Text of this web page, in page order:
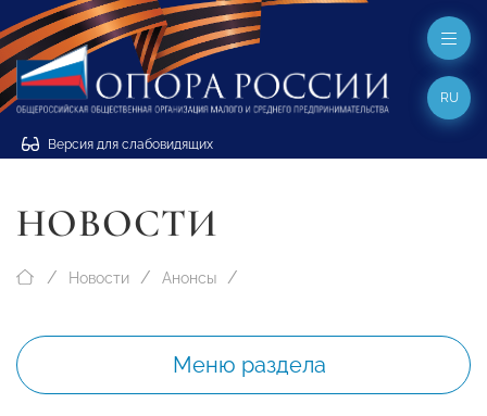
Версия для слабовидящих
RU
НОВОСТИ
Новости Анонсы
Меню раздела